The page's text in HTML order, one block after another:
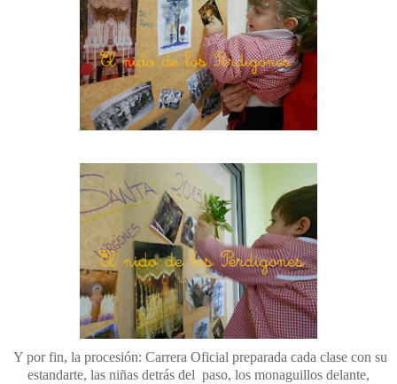
Y por fin, la procesión: Carrera Oficial preparada cada clase con su
estandarte, las niñas detrás del paso, los monaguillos delante,